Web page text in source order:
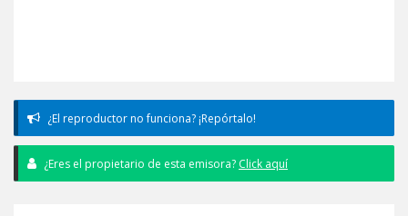
¿El reproductor no funciona? ¡Repórtalo!
¿Eres el propietario de esta emisora? Click aquí